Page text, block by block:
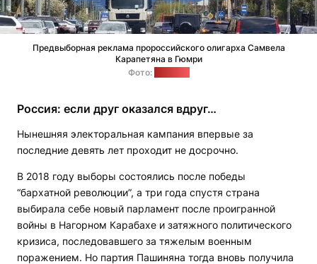
Предвыборная реклама пророссийского олигарха Самвела
Карапетяна в Гюмри
Фото:
Россия: если друг оказался вдруг…
Нынешняя электоральная кампания впервые за
последние девять лет проходит не досрочно.
В 2018 году выборы состоялись после победы
“бархатной революции”, а три года спустя страна
выбирала себе новый парламент после проигранной
войны в Нагорном Карабахе и затяжного политического
кризиса, последовавшего за тяжелым военным
поражением. Но партия Пашиняна тогда вновь получила